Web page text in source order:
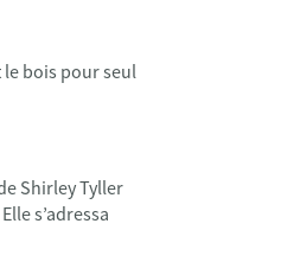
bois pour seul
Shirley Tyller
s’adressa